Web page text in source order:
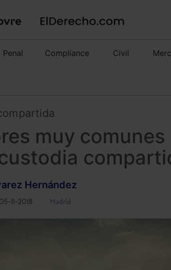
Penal Compliance Civil
muy
Hernández
05-11-2018 Madrid